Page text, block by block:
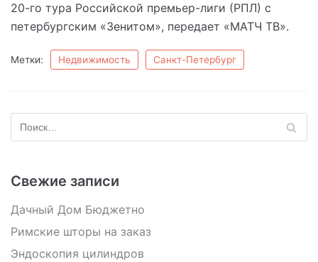
20-го тура Российской премьер-лиги (РПЛ) с
петербургским «Зенитом», передает «МАТЧ ТВ».
Метки: Недвижимость Санкт-Петербург
Свежие записи
Дачный Дом Бюджетно
Римские шторы на заказ
Эндоскопия цилиндров